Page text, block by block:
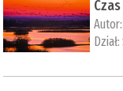
Autor:
Dział: